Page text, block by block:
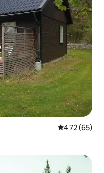
Gemiddelde
4,72 (65)